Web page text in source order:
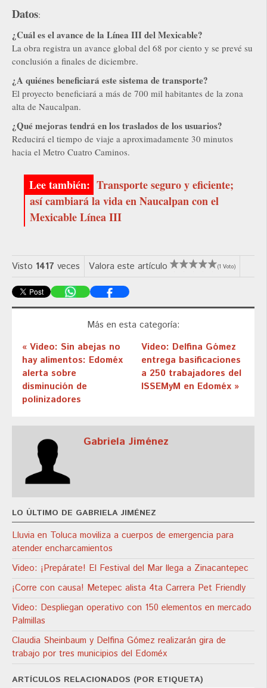
Datos:
¿Cuál es el avance de la Línea III del Mexicable?
La obra registra un avance global del 68 por ciento y se prevé su
conclusión a finales de diciembre.
¿A quiénes beneficiará este sistema de transporte?
El proyecto beneficiará a más de 700 mil habitantes de la zona
alta de Naucalpan.
¿Qué mejoras tendrá en los traslados de los usuarios?
Reducirá el tiempo de viaje a aproximadamente 30 minutos
hacia el Metro Cuatro Caminos.
Transporte seguro y eficiente;
así cambiará la vida en Naucalpan con el
Mexicable Línea III
Visto 1417 veces Valora este artículo (1 Voto)
Más en esta categoría:
« Video: Sin abejas no
hay alimentos: Edoméx
alerta sobre
disminución de
polinizadores
Video: Delfina Gómez
entrega basificaciones
a 250 trabajadores del
ISSEMyM en Edoméx »
Gabriela Jiménez
LO ÚLTIMO DE GABRIELA JIMÉNEZ
Lluvia en Toluca moviliza a cuerpos de emergencia para
atender encharcamientos
Video: ¡Prepárate! El Festival del Mar llega a Zinacantepec
¡Corre con causa! Metepec alista 4ta Carrera Pet Friendly
Video: Despliegan operativo con 150 elementos en mercado
Palmillas
Claudia Sheinbaum y Delfina Gómez realizarán gira de
trabajo por tres municipios del Edoméx
ARTÍCULOS RELACIONADOS (POR ETIQUETA)